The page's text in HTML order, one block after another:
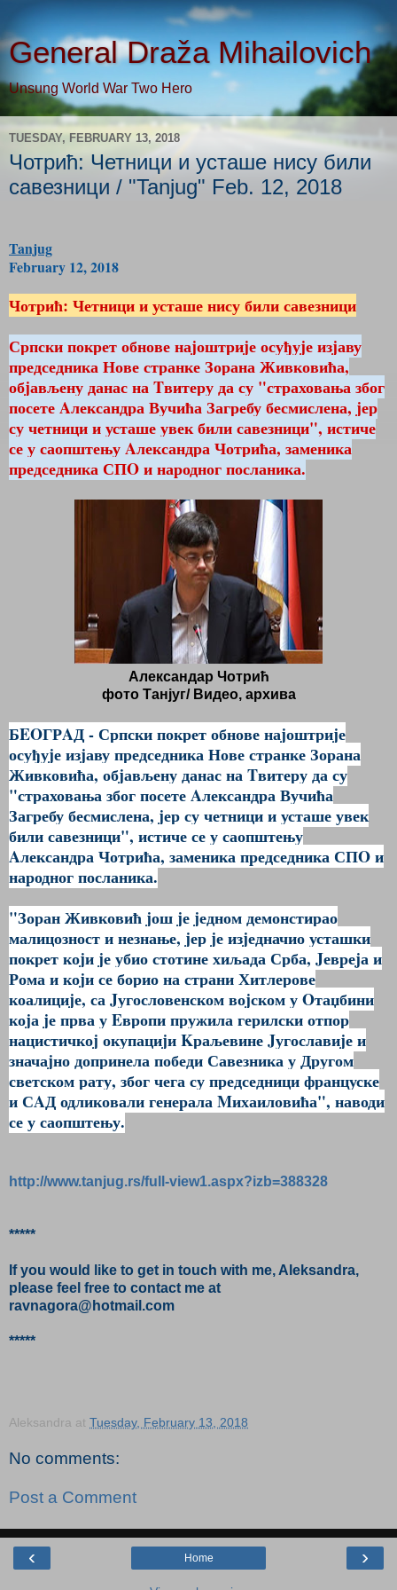
General Draža Mihailovich
Unsung World War Two Hero
TUESDAY, FEBRUARY 13, 2018
Чотрић: Четници и усташе нису били
савезници / "Tanjug" Feb. 12, 2018
Tanjug
February 12, 2018
Чотрић: Четници и усташе нису били савезници
Српски покрет обнове наjоштриjе осуђуjе изjаву
председника Нове странке Зорана Живковића,
обjављену данас на Tвитеру да су "страховања због
посете Aлександра Вучића Загребу бесмислена, jер
су четници и усташе увек били савезници", истиче
се у саопштењу Aлександра Чотрића, заменика
председника СПO и народног посланика.
Aлександаp Чотрић
фото Танјуг/ Видео, архива
БEOГРAД - Српски покрет обнове наjоштриjе
осуђуjе изjаву председника Нове странке Зорана
Живковића, обjављену данас на Tвитеру да су
"страховања због посете Aлександра Вучића
Загребу бесмислена, jер су четници и усташе увек
били савезници", истиче се у саопштењу
Aлександра Чотрића, заменика председника СПO и
народног посланика.
"Зоран Живковић jош jе jедном демонстирао
малицозност и незнање, jер jе изjедначио усташки
покрет коjи jе убио стотине хиљада Срба, Jевреjа и
Рома и коjи се борио на страни Хитлерове
коалициjе, са Jугословенском воjском у Oтаџбини
коjа jе прва у Eвропи пружила герилски отпор
нацистичкоj окупациjи Kраљевине Jугославиjе и
значаjно допринела победи Савезника у Другом
светском рату, због чега су председници француске
и СAД одликовали генерала Mихаиловића", наводи
се у саопштењу.
http://www.tanjug.rs/full-view1.aspx?izb=388328
*****
If you would like to get in touch with me, Aleksandra,
please feel free to contact me at
ravnagora@hotmail.com
*****
Aleksandra at Tuesday, February 13, 2018
No comments:
Post a Comment
‹ ›
Home